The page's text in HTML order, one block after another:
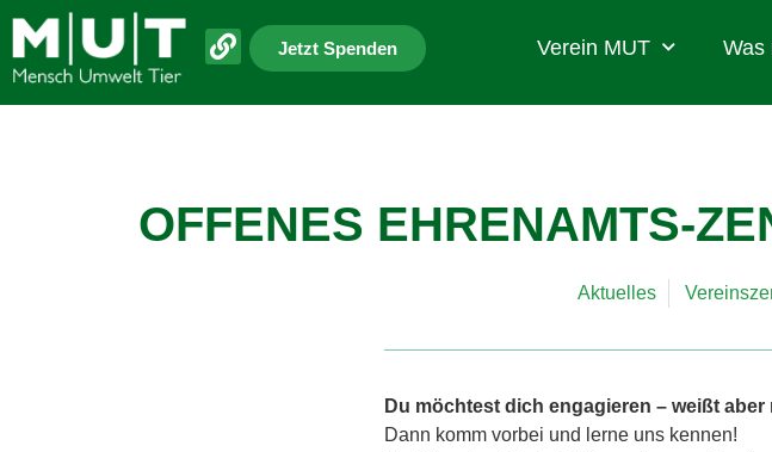
Jetzt Spenden Verein MUT Was
OFFENES EHRENAMTS-
Aktuelles
Du möchtest dich engagieren – weißt
Dann komm vorbei und lerne uns kennen!